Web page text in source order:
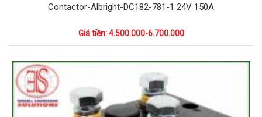
Contactor-Albright-DC182-781-1 24V 150A
Giá tiền: 4.500.000-6.700.000